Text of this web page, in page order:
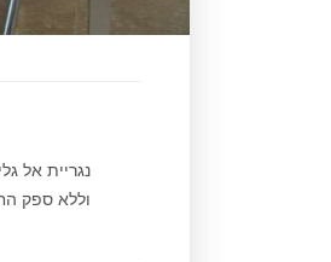
נגריית אל
וללא ספק